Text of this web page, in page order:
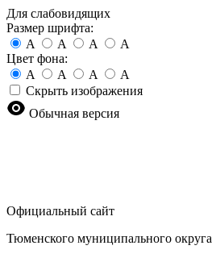
Для слабовидящих
Размер шрифта:
A
A A
A
Цвет фона:
A
A A
A
Скрыть изображения
Обычная версия
Официальный сайт
Тюменского муниципального округа